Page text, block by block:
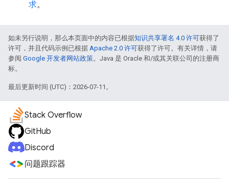
求。
如未另行说明，那么本页面中的内容已根据知识共享署名 4.0 许可获得了
许可，并且代码示例已根据 Apache 2.0 许可获得了许可。有关详情，请
参阅 Google 开发者网站政策。Java 是 Oracle 和/或其关联公司的注册商
标。
最后更新时间 (UTC)：2026-07-11。
Stack Overflow
GitHub
Discord
问题跟踪器